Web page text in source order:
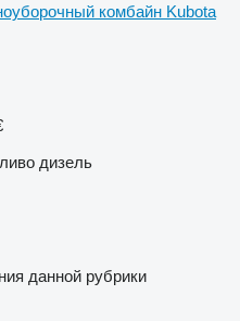
комбайн Kubota
дизель
данной рубрики